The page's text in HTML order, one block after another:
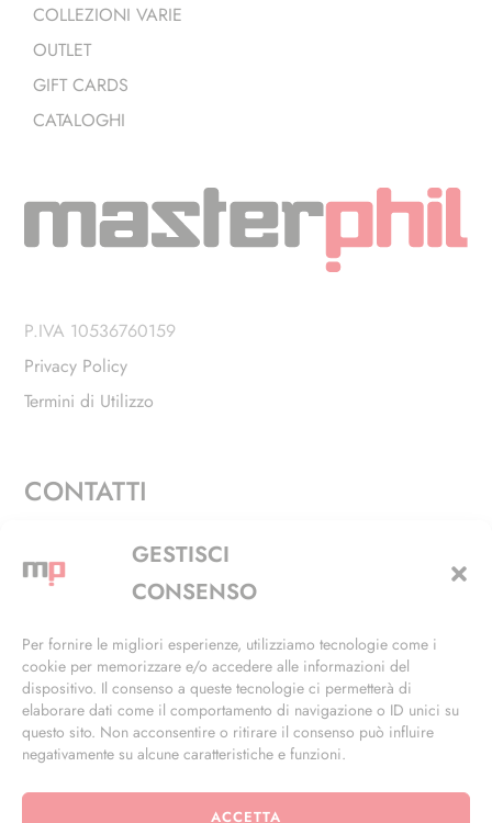
GESTISCI
CONSENSO
Per fornire le migliori esperienze, utilizziamo tecnologie come i
cookie per memorizzare e/o accedere alle informazioni del
dispositivo. Il consenso a queste tecnologie ci permetterà di
elaborare dati come il comportamento di navigazione o ID unici su
questo sito. Non acconsentire o ritirare il consenso può influire
negativamente su alcune caratteristiche e funzioni.
ACCETTA
COLLEZIONI VARIE
OUTLET
GIFT CARDS
CATALOGHI
P.IVA 10536760159
Privacy Policy
Termini di Utilizzo
CONTATTI
Via Alfieri, 27 - Trezzano Sul Naviglio (MI)
+39 02 4846 3155
info@masterphil.it